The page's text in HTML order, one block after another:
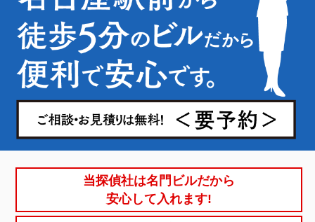
当探偵社は名門ビルだから
安心して入れます!